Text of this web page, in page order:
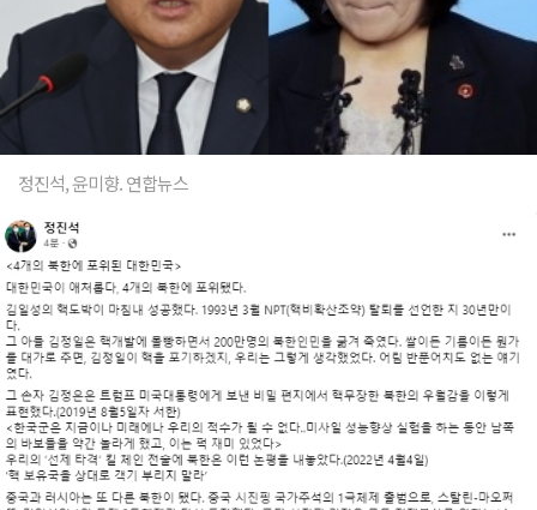
정진석, 윤미향. 연합뉴스